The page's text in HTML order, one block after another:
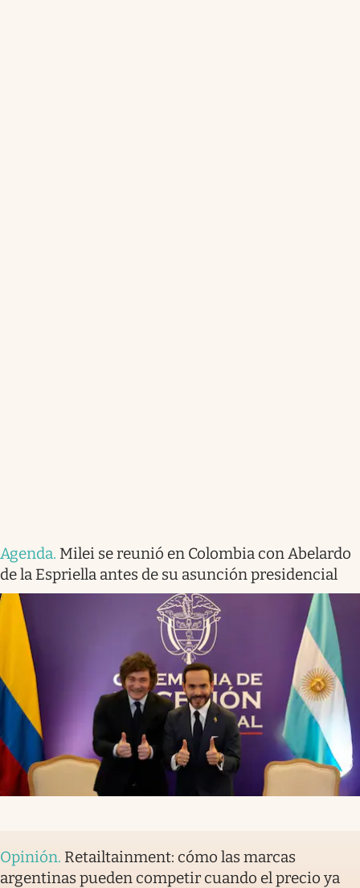
Agenda. Milei se reunió en Colombia con Abelardo
de la Espriella antes de su asunción presidencial
Opinión. Retailtainment: cómo las marcas
argentinas pueden competir cuando el precio ya